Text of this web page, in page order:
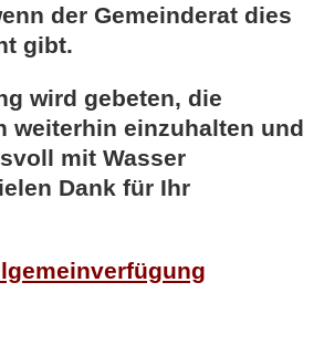
der Gemeinderat dies
gibt.
wird gebeten, die
weiterhin einzuhalten und
mit Wasser
Dank für Ihr